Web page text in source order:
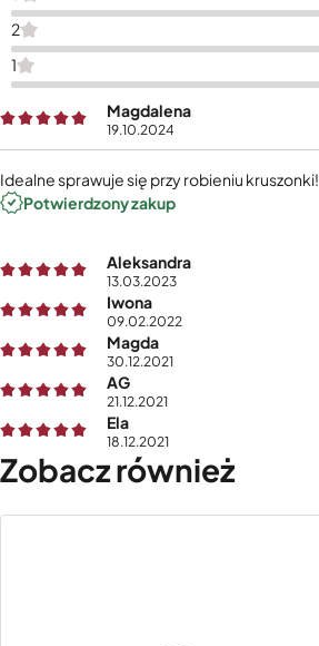
2
1
Magdalena
19.10.2024
Idealne sprawuje się przy robieniu kruszonki!
Potwierdzony zakup
Aleksandra
13.03.2023
Iwona
09.02.2022
Magda
30.12.2021
AG
21.12.2021
Ela
18.12.2021
Zobacz również